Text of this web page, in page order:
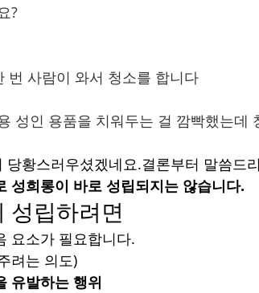
?
번 사람이 와서 청소를 합니다
성인 용품을 치워두는 걸 깜빡했는데
당황스러우셨겠네요.결론부터 말씀드
성희롱이 바로 성립되지는 않습니다.
성립하려면
요소가 필요합니다.
려는 의도)
유발하는 행위